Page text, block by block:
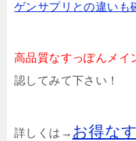
ゲンサプリとの違いも
高品質なすっぽんメイ
認してみて下さい！
詳しくは→ お得な